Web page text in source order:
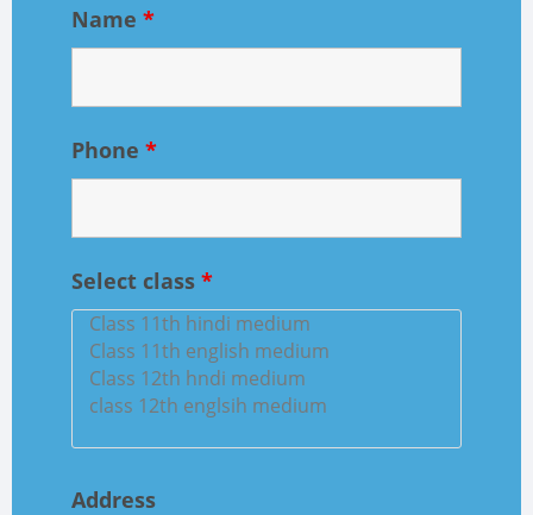
Name *
Phone *
Select class *
Address